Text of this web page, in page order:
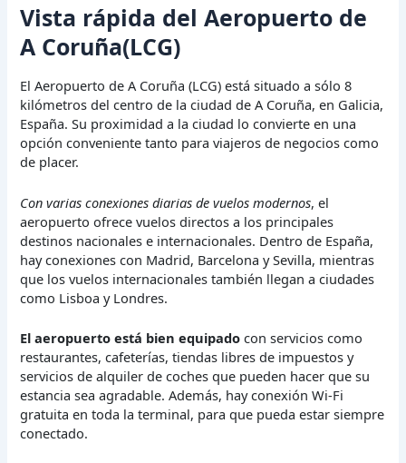
Vista rápida del Aeropuerto de
A Coruña(LCG)
El Aeropuerto de A Coruña (LCG) está situado a sólo 8
kilómetros del centro de la ciudad de A Coruña, en Galicia,
España. Su proximidad a la ciudad lo convierte en una
opción conveniente tanto para viajeros de negocios como
de placer.
Con varias conexiones diarias de vuelos modernos, el
aeropuerto ofrece vuelos directos a los principales
destinos nacionales e internacionales. Dentro de España,
hay conexiones con Madrid, Barcelona y Sevilla, mientras
que los vuelos internacionales también llegan a ciudades
como Lisboa y Londres.
El aeropuerto está bien equipado con servicios como
restaurantes, cafeterías, tiendas libres de impuestos y
servicios de alquiler de coches que pueden hacer que su
estancia sea agradable. Además, hay conexión Wi-Fi
gratuita en toda la terminal, para que pueda estar siempre
conectado.